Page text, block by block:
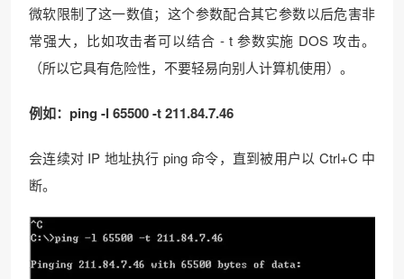
微软限制了这一数值；这个参数配合其它参数以后危害非
常强大，比如攻击者可以结合 - t 参数实施 DOS 攻击。
（所以它具有危险性，不要轻易向别人计算机使用）。
例如：ping -l 65500 -t 211.84.7.46
会连续对 IP 地址执行 ping 命令，直到被用户以 Ctrl+C 中
断。